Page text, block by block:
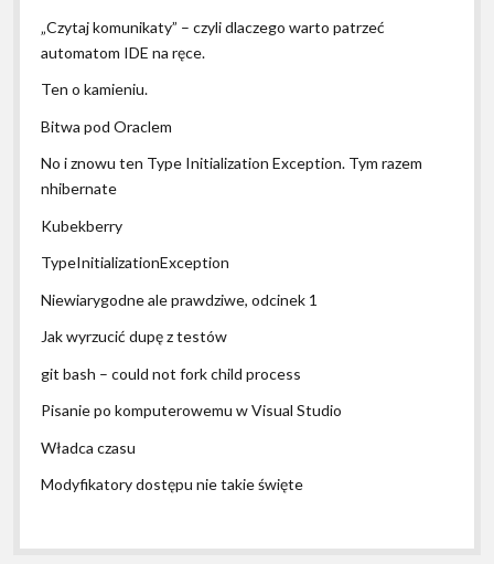
„Czytaj komunikaty” – czyli dlaczego warto patrzeć
automatom IDE na ręce.
Ten o kamieniu.
Bitwa pod Oraclem
No i znowu ten Type Initialization Exception. Tym razem
nhibernate
Kubekberry
TypeInitializationException
Niewiarygodne ale prawdziwe, odcinek 1
Jak wyrzucić dupę z testów
git bash – could not fork child process
Pisanie po komputerowemu w Visual Studio
Władca czasu
Modyfikatory dostępu nie takie święte